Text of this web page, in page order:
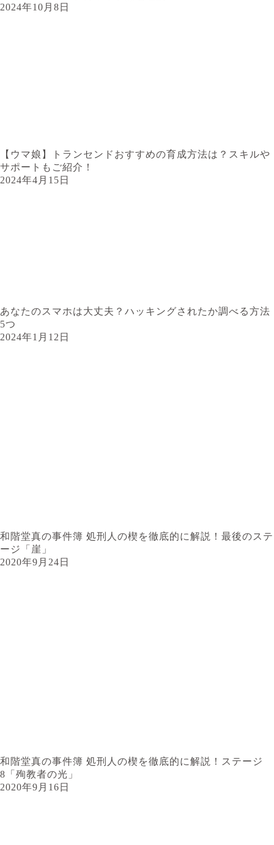
2024年10月8日
【ウマ娘】トランセンドおすすめの育成方法は？スキルや
サポートもご紹介！
2024年4月15日
あなたのスマホは大丈夫？ハッキングされたか調べる方法
5つ
2024年1月12日
和階堂真の事件簿 処刑人の楔を徹底的に解説！最後のステ
ージ「崖」
2020年9月24日
和階堂真の事件簿 処刑人の楔を徹底的に解説！ステージ
8「殉教者の光」
2020年9月16日